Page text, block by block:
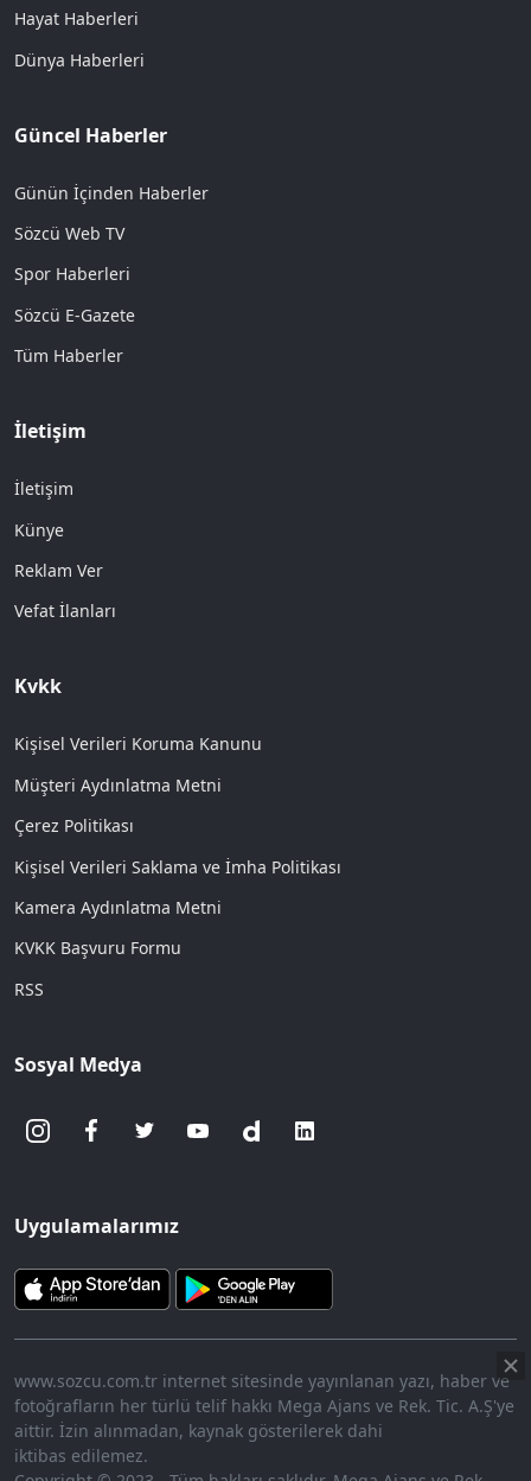
Hayat Haberleri
Dünya Haberleri
Güncel Haberler
Günün İçinden Haberler
Sözcü Web TV
Spor Haberleri
Sözcü E-Gazete
Tüm Haberler
İletişim
İletişim
Künye
Reklam Ver
Vefat İlanları
Kvkk
Kişisel Verileri Koruma Kanunu
Müşteri Aydınlatma Metni
Çerez Politikası
Kişisel Verileri Saklama ve İmha Politikası
Kamera Aydınlatma Metni
KVKK Başvuru Formu
RSS
Sosyal Medya
Uygulamalarımız
www.sozcu.com.tr internet sitesinde yayınlanan yazı, haber ve
fotoğrafların her türlü telif hakkı Mega Ajans ve Rek. Tic. A.Ş'ye
aittir. İzin alınmadan, kaynak gösterilerek dahi
iktibas edilemez.